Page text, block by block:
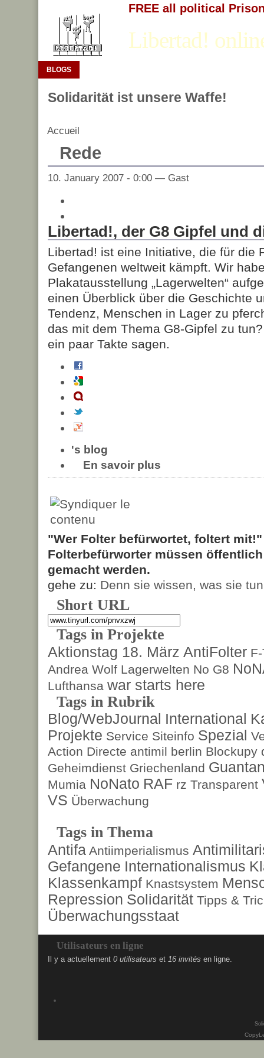
FREE all political
Libertad!
BLOGS
Solidarität ist unsere Waffe!
Accueil
Rede
10. January 2007 - 0:00 — Gast
Libertad!, der G8 Gipfel und
Libertad! ist eine Initiative, die für die
Gefangenen weltweit kämpft. Wir
Plakatausstellung „Lagerwelten“
einen Überblick über die Geschichte
Tendenz, Menschen in Lager zu
das mit dem Thema G8-Gipfel zu
ein paar Takte sagen.
's blog
En savoir plus
"Wer Folter befürwortet, foltert
Folterbefürworter müssen
gemacht werden.
gehe zu: Denn sie wissen, was sie tun
Short URL
Tags in Projekte
Aktionstag 18. März AntiFolter
Andrea Wolf Lagerwelten No G8
Lufthansa war starts here
Tags in Rubrik
Blog/WebJournal International
Projekte Service Siteinfo Spezial
Action Directe antimil berlin Blockupy
Geheimdienst Griechenland
Mumia NoNato RAF rz Transparent
VS Überwachung
Tags in Thema
Antifa Antiimperialismus
Gefangene Internationalismus
Klassenkampf Knastsystem
Repression Solidarität Tipps &
Überwachungsstaat
Utilisateurs en ligne
Il y a actuellement 0 utilisateurs et 16 invités en ligne.